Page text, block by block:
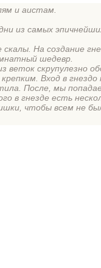
и аистам.
из самых
На создание
шедевр.
скрупулезно
Вход в гнездо
После, мы
в гнезде есть
чтобы всем не